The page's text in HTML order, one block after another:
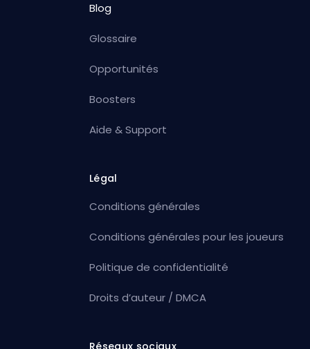
Blog
Glossaire
Opportunités
Boosters
Aide & Support
Légal
Conditions générales
Conditions générales pour les joueurs
Politique de confidentialité
Droits d’auteur / DMCA